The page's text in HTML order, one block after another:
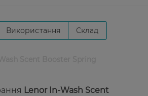
Використання Склад
Lenor In-Wash Scent